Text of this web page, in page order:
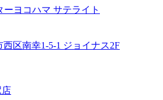
区南幸1-5-1 ジョイナス2F
店